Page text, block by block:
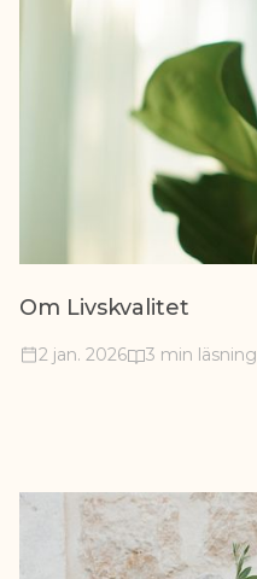
Om Livskvalitet
2 jan. 2026 3 min läsning